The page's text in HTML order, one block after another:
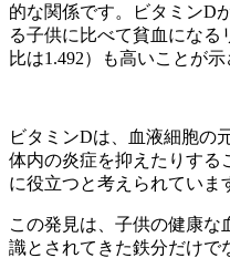
的な関係です。ビタミンD
る子供に比べて貧血になる
比は1.492）も高いことが示
ビタミンDは、血液細胞の
体内の炎症を抑えたりする
に役立つと考えられていま
この発見は、子供の健康な
識とされてきた鉄分だけで